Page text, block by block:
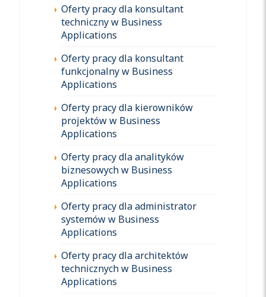
Oferty pracy dla konsultant
techniczny w Business
Applications
Oferty pracy dla konsultant
funkcjonalny w Business
Applications
Oferty pracy dla kierowników
projektów w Business
Applications
Oferty pracy dla analityków
biznesowych w Business
Applications
Oferty pracy dla administrator
systemów w Business
Applications
Oferty pracy dla architektów
technicznych w Business
Applications